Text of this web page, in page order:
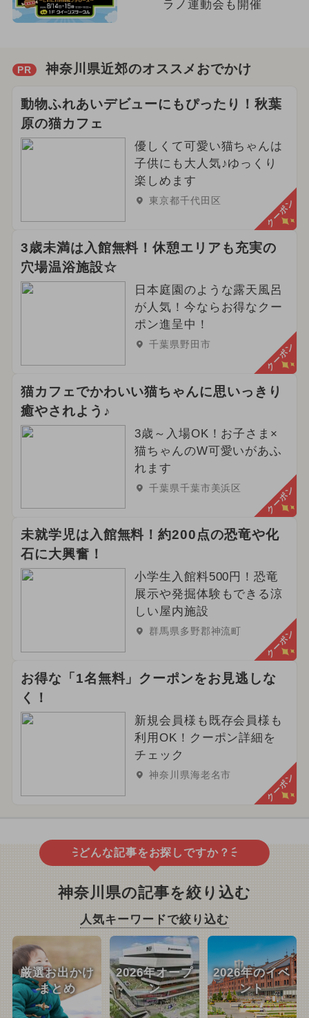
ラノ運動会も開催
PR 神奈川県近郊のオススメおでかけ
動物ふれあいデビューにもぴったり！秋葉
原の猫カフェ
優しくて可愛い猫ちゃんは
子供にも大人気♪ゆっくり
楽しめます
東京都千代田区 クーポン
3歳未満は入館無料！休憩エリアも充実の
穴場温浴施設☆
日本庭園のような露天風呂
が人気！今ならお得なクー
ポン進呈中！
千葉県野田市 クーポン
猫カフェでかわいい猫ちゃんに思いっきり
癒やされよう♪
3歳～入場OK！お子さま×
猫ちゃんのW可愛いがあふ
れます
千葉県千葉市美浜区 クーポン
未就学児は入館無料！約200点の恐竜や化
石に大興奮！
小学生入館料500円！恐竜
展示や発掘体験もできる涼
しい屋内施設
群馬県多野郡神流町 クーポン
お得な「1名無料」クーポンをお見逃しな
く！
新規会員様も既存会員様も
利用OK！クーポン詳細を
チェック
神奈川県海老名市 クーポン
どんな記事をお探しですか？
神奈川県の記事を絞り込む
人気キーワードで絞り込む
厳選お出かけ
まとめ
2026年オープ
ン
2026年のイベ
ント